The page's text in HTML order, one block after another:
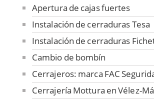
Apertura de cajas fuertes
Instalación de cerraduras Tesa
Instalación de cerraduras
Cambio de bombín
Cerrajeros: marca FAC
Cerrajería Mottura en Vélez-